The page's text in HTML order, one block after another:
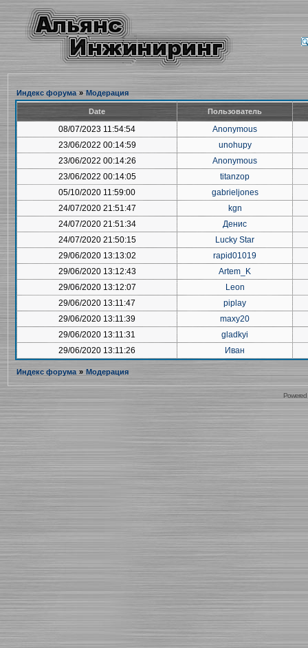
Индекс форума » Модерация
Date Пользователь
08/07/2023 11:54:54
Anonymous
23/06/2022 00:14:59
unohupy
23/06/2022 00:14:26
Anonymous
23/06/2022 00:14:05
titanzop
05/10/2020 11:59:00
gabrieljones
24/07/2020 21:51:47
kgn
24/07/2020 21:51:34
Денис
24/07/2020 21:50:15
Lucky Star
29/06/2020 13:13:02
rapid01019
29/06/2020 13:12:43
Artem_K
29/06/2020 13:12:07
Leon
29/06/2020 13:11:47
piplay
29/06/2020 13:11:39
maxy20
29/06/2020 13:11:31
gladkyi
29/06/2020 13:11:26
Иван
Индекс форума » Модерация